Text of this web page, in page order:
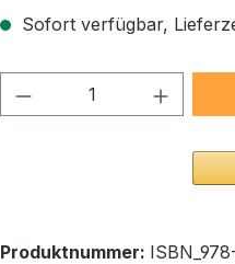
Sofort verfügbar,
Produkt Anzahl:
Produktnummer: